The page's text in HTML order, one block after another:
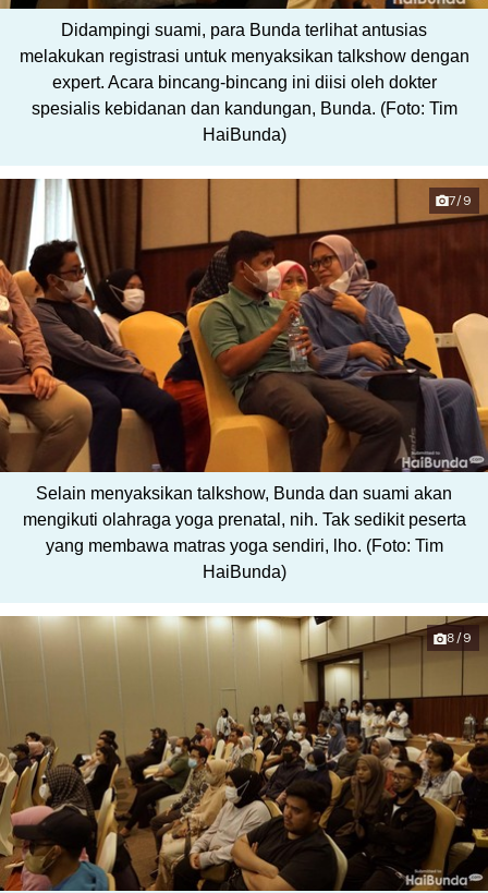
Didampingi suami, para Bunda terlihat antusias
melakukan registrasi untuk menyaksikan talkshow dengan
expert. Acara bincang-bincang ini diisi oleh dokter
spesialis kebidanan dan kandungan, Bunda. (Foto: Tim
HaiBunda)
7/9
Selain menyaksikan talkshow, Bunda dan suami akan
mengikuti olahraga yoga prenatal, nih. Tak sedikit peserta
yang membawa matras yoga sendiri, lho. (Foto: Tim
HaiBunda)
8/9